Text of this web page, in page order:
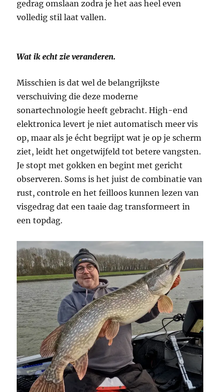
gedrag omslaan zodra je het aas heel even
volledig stil laat vallen.
Wat ik echt zie veranderen.
Misschien is dat wel de belangrijkste
verschuiving die deze moderne
sonartechnologie heeft gebracht. High-end
elektronica levert je niet automatisch meer vis
op, maar als je écht begrijpt wat je op je scherm
ziet, leidt het ongetwijfeld tot betere vangsten.
Je stopt met gokken en begint met gericht
observeren. Soms is het juist de combinatie van
rust, controle en het feilloos kunnen lezen van
visgedrag dat een taaie dag transformeert in
een topdag.